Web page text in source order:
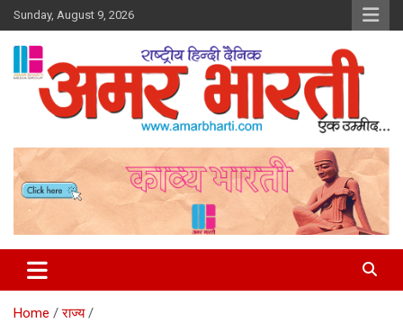
Skip
to
content
Sunday, August 9, 2026
Amar Bharti Media Group
Home
राज्य